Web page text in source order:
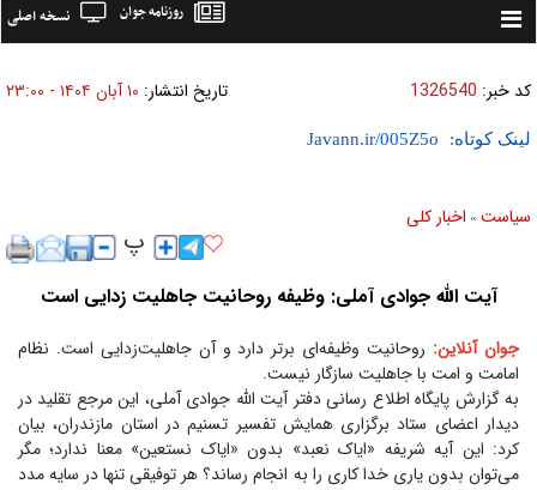
Toggle
نسخه اصلی روزنامه جوان
کد خبر: 1326540 تاریخ انتشار: ۱۰ آبان ۱۴۰۴ - ۲۳:۰۰
لینک کوتاه:
سیاست » اخبار کلی
آیت الله جوادی آملی: وظیفه روحانیت جاهلیت زدایی است
جوان آنلاین: روحانیت وظیفه‌ای برتر دارد و آن جاهلیت‌زدایی است. نظام
امامت و امت با جاهلیت سازگار نیست.
به گزارش پایگاه اطلاع رسانی دفتر آیت الله جوادی آملی، این مرجع تقلید در
دیدار اعضای ستاد برگزاری همایش تفسیر تسنیم در استان مازندران، بیان
کرد: این آیه شریفه «ایاک نعبد» بدون «ایاک نستعین» معنا ندارد؛ مگر
می‌توان بدون یاری خدا کاری را به انجام رساند؟ هر توفیقی تنها در سایه مدد